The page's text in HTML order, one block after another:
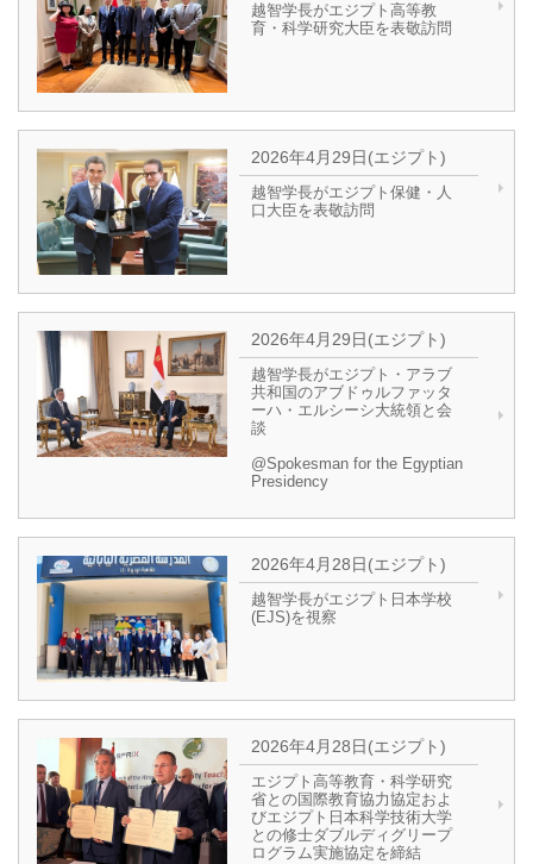
越智学長がエジプト高等教
育・科学研究大臣を表敬訪問
2026年4月29日(エジプト)
越智学長がエジプト保健・人
口大臣を表敬訪問
2026年4月29日(エジプト)
越智学長がエジプト・アラブ
共和国のアブドゥルファッタ
ーハ・エルシーシ大統領と会
談
@Spokesman for the Egyptian
Presidency
2026年4月28日(エジプト)
越智学長がエジプト日本学校
(EJS)を視察
2026年4月28日(エジプト)
エジプト高等教育・科学研究
省との国際教育協力協定およ
びエジプト日本科学技術大学
との修士ダブルディグリープ
ログラム実施協定を締結